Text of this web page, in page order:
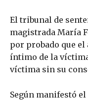
El tribunal de
magistrada María
por probado que
íntimo de la
víctima sin su
Según manifestó